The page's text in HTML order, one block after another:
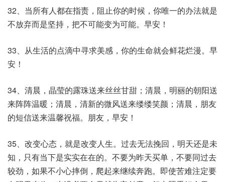
32、当所有人都在指责，阻止你的时候，你唯一的办法就是
不放弃而是坚持，把不可能变为可能。早安！
33、从生活的点滴中寻求美感，你的生命就会鲜花烂漫。早
安！
34、清晨，晶莹的露珠送来丝丝甘甜；清晨，明丽的朝阳送
来阵阵温暖；清晨，清新的微风送来缕缕笑颜；清晨，朋友
的短信送来温馨祝福。朋友，早安！
35、改变心态，就是改变人生。过去无法挽回，明天还是未
知，只有当下是实实在在的。不要为昨天买单，不要同过去
较劲，如果不小心摔倒，爬起来继续奔跑。即使苦难注定要